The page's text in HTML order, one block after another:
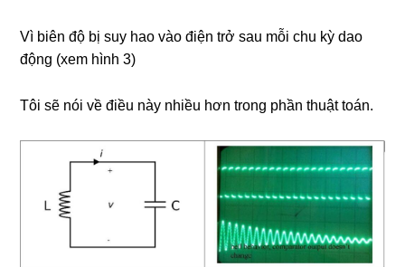
Vì biên độ bị suy hao vào điện trở sau mỗi chu kỳ dao
động (xem hình 3)
Tôi sẽ nói về điều này nhiều hơn trong phần thuật toán.